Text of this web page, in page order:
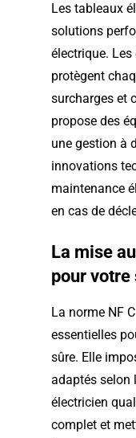
Les tableaux
solutions
électrique.
protègent
surcharges et
propose des
une gestion à
innovations
maintenance
en cas de
La mise
pour
La norme NF
essentielles
sûre. Elle
adaptés selon
électricien
complet et